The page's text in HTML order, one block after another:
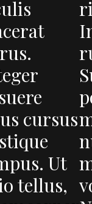
cursus
Ut
tellus,